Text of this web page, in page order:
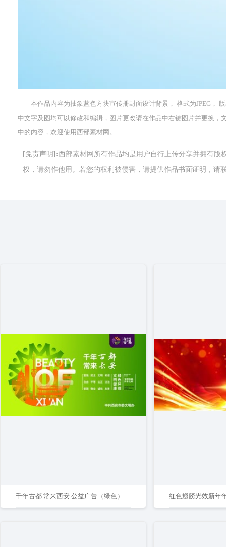
本作品内容为抽象蓝色方块宣传册封面设计背景， 格式为JPEG，
中文字及图均可以修改和编辑，图片更改请在作品中右键图片并更换
中的内容，欢迎使用西部素材网。
[免责声明]:西部素材网所有作品均是用户自行上传分享并拥有
权，请勿作他用。若您的权利被侵害，请提供作品书面证明，请
千年古都 常来西安 公益广告（绿色）